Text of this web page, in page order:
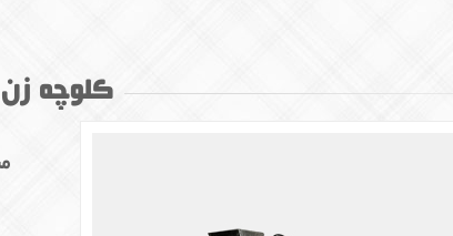
کلوچه زن